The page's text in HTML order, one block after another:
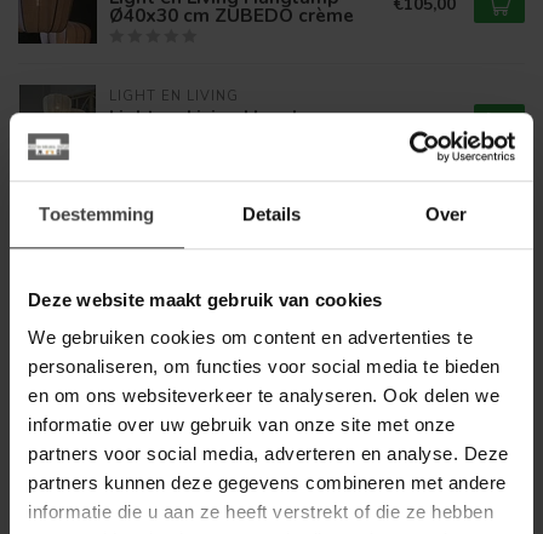
Toestemming Details Over
Deze website maakt gebruik van cookies
We gebruiken cookies om content en advertenties te
personaliseren, om functies voor social media te bieden
en om ons websiteverkeer te analyseren. Ook delen we
informatie over uw gebruik van onze site met onze
partners voor social media, adverteren en analyse. Deze
partners kunnen deze gegevens combineren met andere
informatie die u aan ze heeft verstrekt of die ze hebben
Ø40x30 cm ZUBEDO crème
LIGHT EN LIVING
Light en Living Hanglamp
LIGHT EN LIVING
Ø60X42,5 cm ZUBEDA linnen €189,80
Light en Living Hanglamp
Ø50X34 cm ZUBEDA linnen €125,00
Heb je een vraag over dit product?